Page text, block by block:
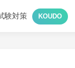
験対策 KOUDO